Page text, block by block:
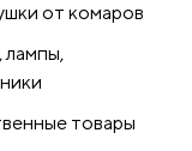
от комаров
товары